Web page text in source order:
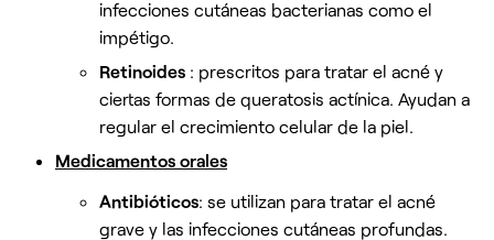
infecciones cutáneas bacterianas como el
impétigo.
Retinoides : prescritos para tratar el acné y
ciertas formas de queratosis actínica. Ayudan a
regular el crecimiento celular de la piel.
Medicamentos orales
Antibióticos: se utilizan para tratar el acné
grave y las infecciones cutáneas profundas.